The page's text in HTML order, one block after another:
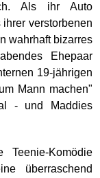
Als ihr Auto
verstorbenen
wahrhaft bizarres
Ehepaar
19-jährigen
Mann machen"
- und Maddies
Komödie
überraschend